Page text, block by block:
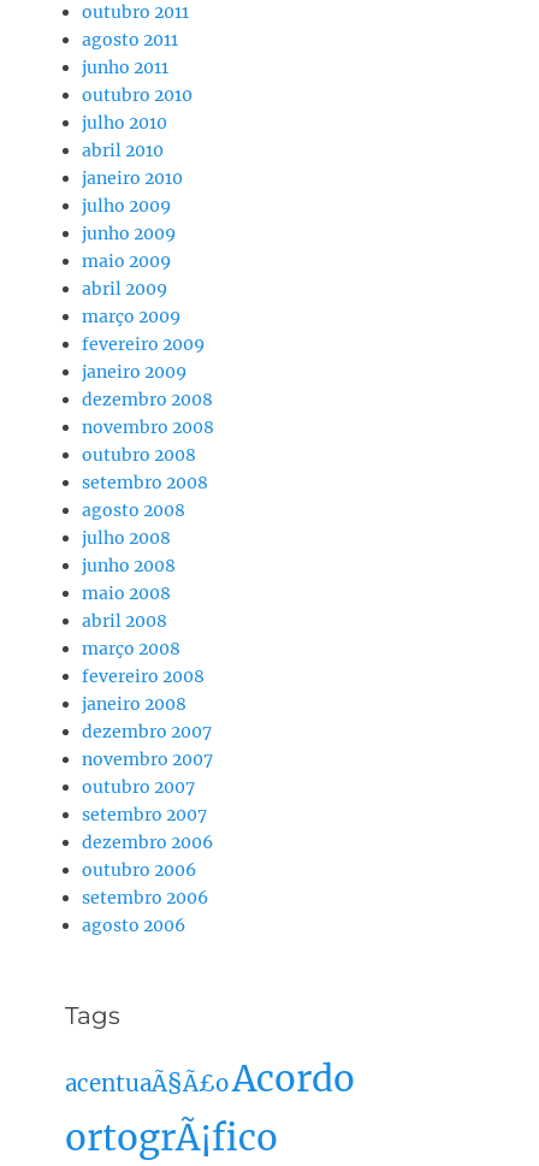
outubro 2011
agosto 2011
junho 2011
outubro 2010
julho 2010
abril 2010
janeiro 2010
julho 2009
junho 2009
maio 2009
abril 2009
março 2009
fevereiro 2009
janeiro 2009
dezembro 2008
novembro 2008
outubro 2008
setembro 2008
agosto 2008
julho 2008
junho 2008
maio 2008
abril 2008
março 2008
fevereiro 2008
janeiro 2008
dezembro 2007
novembro 2007
outubro 2007
setembro 2007
dezembro 2006
outubro 2006
setembro 2006
agosto 2006
Tags
acentuaÃ§Ã£oAcordo
ortogrÃ¡fico